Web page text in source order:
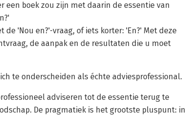
een boek zou zijn met daarin de essentie van
'Nou en?'-vraag, of iets korter: 'En?' Met deze
de aanpak en de resultaten die u moet
te onderscheiden als échte adviesprofessional.
adviseren tot de essentie terug te
De pragmatiek is het grootste pluspunt: in